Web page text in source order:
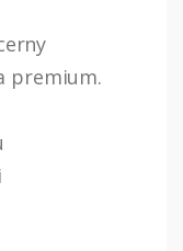
premium.